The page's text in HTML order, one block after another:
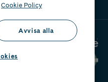
Cookie Policy
Avvisa alla